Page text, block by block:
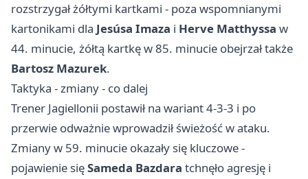
rozstrzygał żółtymi kartkami - poza wspomnianymi
kartonikami dla Jesúsa Imaza i Herve Matthyssa w
44. minucie, żółtą kartkę w 85. minucie obejrzał także
Bartosz Mazurek.
Taktyka - zmiany - co dalej
Trener Jagiellonii postawił na wariant 4-3-3 i po
przerwie odważnie wprowadził świeżość w ataku.
Zmiany w 59. minucie okazały się kluczowe -
pojawienie sięSameda Bazdara tchnęło agresję i